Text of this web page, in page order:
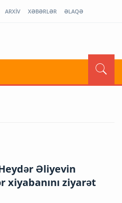
ARXİV XƏBƏRLƏR ƏLAQƏ
Əliyevin
xiyabanını ziyarət